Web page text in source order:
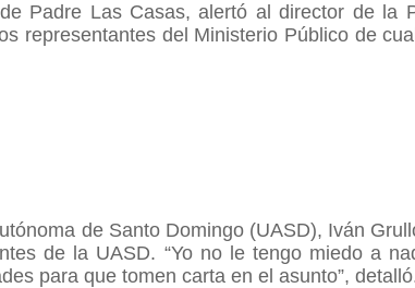
Padre Las Casas, alertó al director de la
representantes del Ministerio Público de
de Santo Domingo (UASD), Iván
de la UASD. “Yo no le tengo miedo a
para que tomen carta en el asunto”,